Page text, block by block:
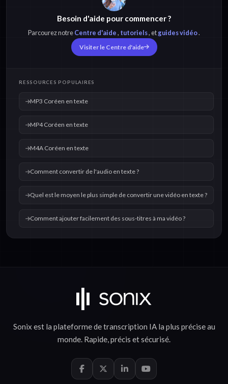
M4A Coréen en
OPUS Coréen en
texte
Besoin d'aide pour commencer ?
Parcourez notreCentre d'aide, tutoriels, etguides vidéo.
Visiter le Centre d'aide
RESSOURCES POPULAIRES
MP3 Coréen en texte
MP4 Coréen en texte
M4A Coréen en texte
Comment convertir de l'audio en texte ?
Quel est le moyen le plus simple de convertir une vidéo en texte ?
Comment ajouter facilement des sous-titres à ma vidéo ?
Sonix est la plateforme detranscription IAla plus précise au
monde. Rapide,précis etsécurisé.